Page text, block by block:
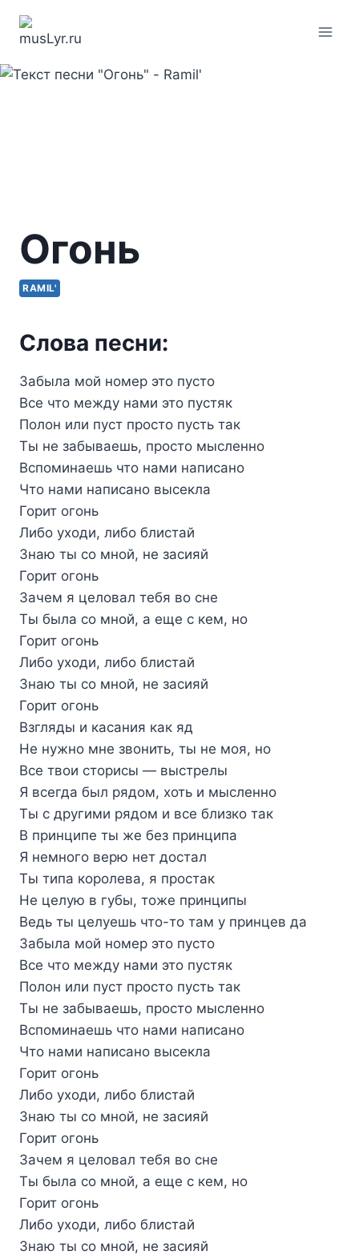
Огонь
RAMIL'
Слова песни:
Забыла мой номер это пусто
Все что между нами это пустяк
Полон или пуст просто пусть так
Ты не забываешь, просто мысленно
Вспоминаешь что нами написано
Что нами написано высекла
Горит огонь
Либо уходи, либо блистай
Знаю ты со мной, не засияй
Горит огонь
Зачем я целовал тебя во сне
Ты была со мной, а еще с кем, но
Горит огонь
Либо уходи, либо блистай
Знаю ты со мной, не засияй
Горит огонь
Взгляды и касания как яд
Не нужно мне звонить, ты не моя, но
Все твои сторисы — выстрелы
Я всегда был рядом, хоть и мысленно
Ты с другими рядом и все близко так
В принципе ты же без принципа
Я немного верю нет достал
Ты типа королева, я простак
Не целую в губы, тоже принципы
Ведь ты целуешь что-то там у принцев да
Забыла мой номер это пусто
Все что между нами это пустяк
Полон или пуст просто пусть так
Ты не забываешь, просто мысленно
Вспоминаешь что нами написано
Что нами написано высекла
Горит огонь
Либо уходи, либо блистай
Знаю ты со мной, не засияй
Горит огонь
Зачем я целовал тебя во сне
Ты была со мной, а еще с кем, но
Горит огонь
Либо уходи, либо блистай
Знаю ты со мной, не засияй